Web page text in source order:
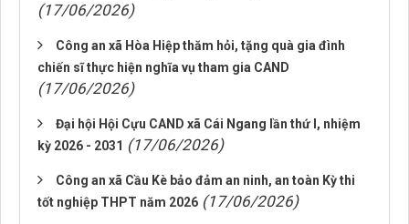
(17/06/2026)
Công an xã Hòa Hiệp thăm hỏi, tặng quà gia đình
chiến sĩ thực hiện nghĩa vụ tham gia CAND
(17/06/2026)
Đại hội Hội Cựu CAND xã Cái Ngang lần thứ I, nhiệm
kỳ 2026 - 2031 (17/06/2026)
Công an xã Cầu Kè bảo đảm an ninh, an toàn Kỳ thi
tốt nghiệp THPT năm 2026 (17/06/2026)